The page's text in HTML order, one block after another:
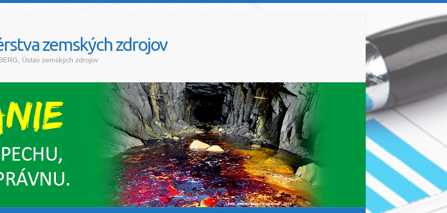
zemských zdrojov
Ústav zemských zdrojov